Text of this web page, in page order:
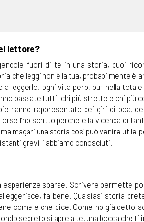
lettore?
fuori di te in una storia, puoi
che leggi non è la tua, probabilmente è
leggerlo, ogni vita però, pur nella
passate tutti, chi più strette e chi più
hanno rappresentato dei giri di boa,
l’ho scritto perché è la vicenda di
magari una storia così può venire utile
grevi li abbiamo conosciuti.
sparse. Scrivere permette
fa bene. Qualsiasi storia
come e che dice. Come ho già detto
segreto si apre a te, una bocca che ti